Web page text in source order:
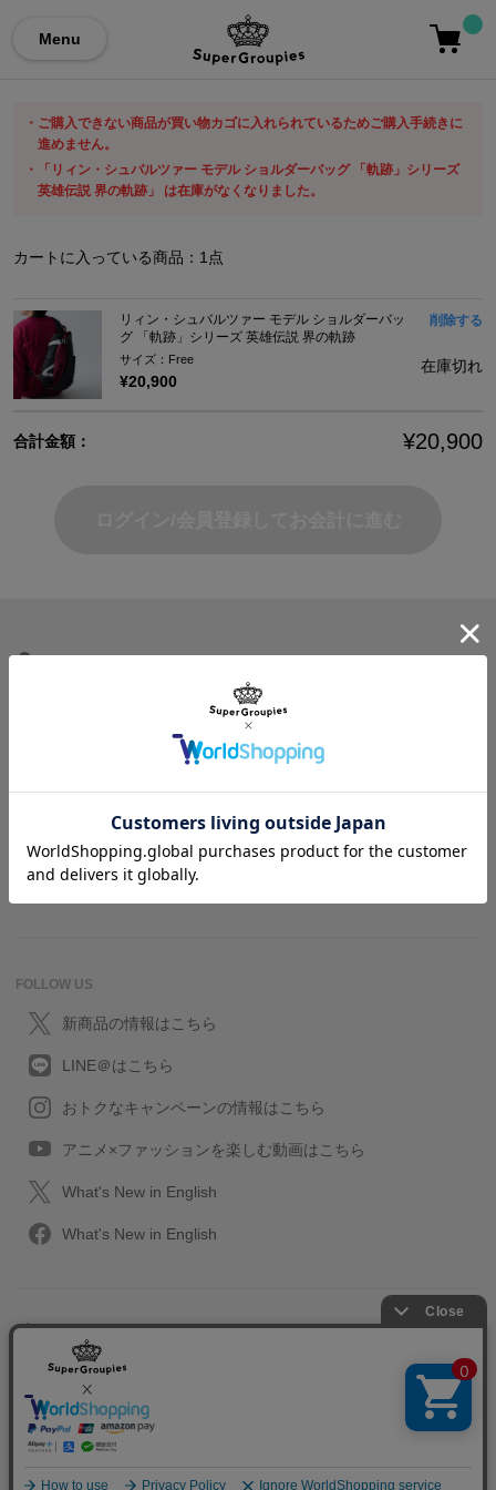
Menu
ご購入できない商品が買い物カゴに入れられているためご購入手続きに
進めません。
「リィン・シュバルツァー モデル ショルダーバッグ 「軌跡」シリーズ
英雄伝説 界の軌跡」 は在庫がなくなりました。
カートに入っている商品： 1 点
リィン・シュバルツァー モデル ショルダーバッ
グ 「軌跡」シリーズ 英雄伝説 界の軌跡
サイズ：Free
¥20,900
削除する
在庫切れ
合計金額： ¥20,900
ヘルプ＆ガイド
SuperGroupiesとは？
よくある質問
FOLLOW US
新商品の情報はこちら
LINE＠はこちら
おトクなキャンペーンの情報はこちら
アニメ×ファッションを楽しむ動画はこちら
What's New in English
What's New in English
プライバシーポリシー
特定取引に関する法律
会社情報/採用情報